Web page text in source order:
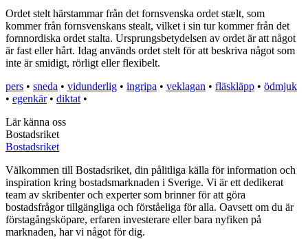
Ordet stelt härstammar från det fornsvenska ordet stælt, som
kommer från fornsvenskans stealt, vilket i sin tur kommer från det
fornnordiska ordet stalta. Ursprungsbetydelsen av ordet är att något
är fast eller hårt. Idag används ordet stelt för att beskriva något som
inte är smidigt, rörligt eller flexibelt.
pers • sneda • vidunderlig • ingripa • veklagan • fläskläpp • ödmjuk
• egenkär• diktat •
Lär känna oss
Bostadsriket
Bostadsriket
Välkommen till Bostadsriket, din pålitliga källa för information och
inspiration kring bostadsmarknaden i Sverige. Vi är ett dedikerat
team av skribenter och experter som brinner för att göra
bostadsfrågor tillgängliga och förståeliga för alla. Oavsett om du är
förstagångsköpare, erfaren investerare eller bara nyfiken på
marknaden, har vi något för dig.